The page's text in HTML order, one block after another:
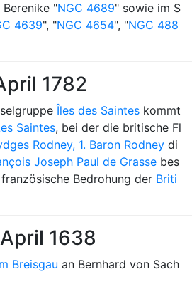
"NGC 4689" sowie im S
4639", "NGC 4654", "NGC 488
1782
Îles des Saintes kommt
Saintes, bei der die britische Fl
Rodney, 1. Baron Rodney di
Joseph Paul de Grasse bes
Bedrohung der Briti
1638
Breisgau an Bernhard von Sach